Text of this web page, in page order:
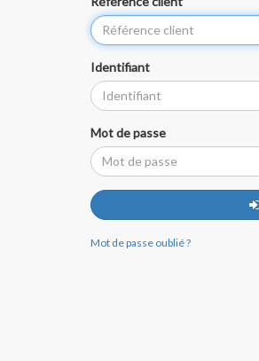
Identifiant
Mot de passe
Mot de passe oublié ?